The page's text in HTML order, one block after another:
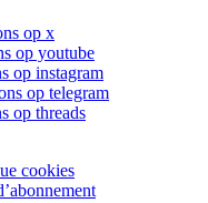
op x
op youtube
op instagram
op telegram
op threads
cookies